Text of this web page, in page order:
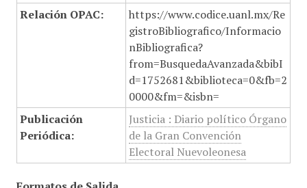
Relación OPAC:
https://www.codice.uanl.mx/Re
gistroBibliografico/Informacio
nBibliografica?
from=BusquedaAvanzada&bibI
d=1752681&biblioteca=0&fb=2
0000&fm=&isbn=
Publicación
Periódica:
Justicia : Diario político Órgano
de la Gran Convención
Electoral Nuevoleonesa